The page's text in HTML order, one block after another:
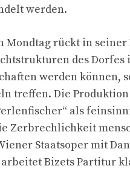
werden.
Mondtag rückt in
des Dorfes
werden können,
treffen. Die
als
Zerbrechlichkeit
Staatsoper mit
Bizets Partitur